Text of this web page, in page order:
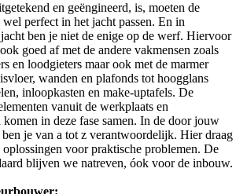
en geëngineerd, is, moeten de
perfect in het jacht passen. En in
ben je niet de enige op de werf. Hiervoor
goed af met de andere vakmensen zoals
en loodgieters maar ook met de marmer
wanden en plafonds tot hoogglans
inloopkasten en make-uptafels. De
vanuit de werkplaats en
in deze fase samen. In de door jouw
je van a tot z verantwoordelijk. Hier draag
voor praktische problemen. De
blijven we natreven, óok voor de inbouw.